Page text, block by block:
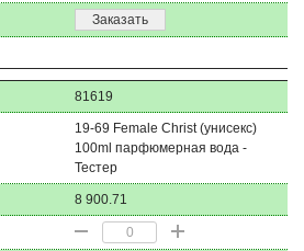
Заказать
81619
19-69 Female Christ (унисекс)
100ml парфюмерная вода -
Тестер
8 900.71